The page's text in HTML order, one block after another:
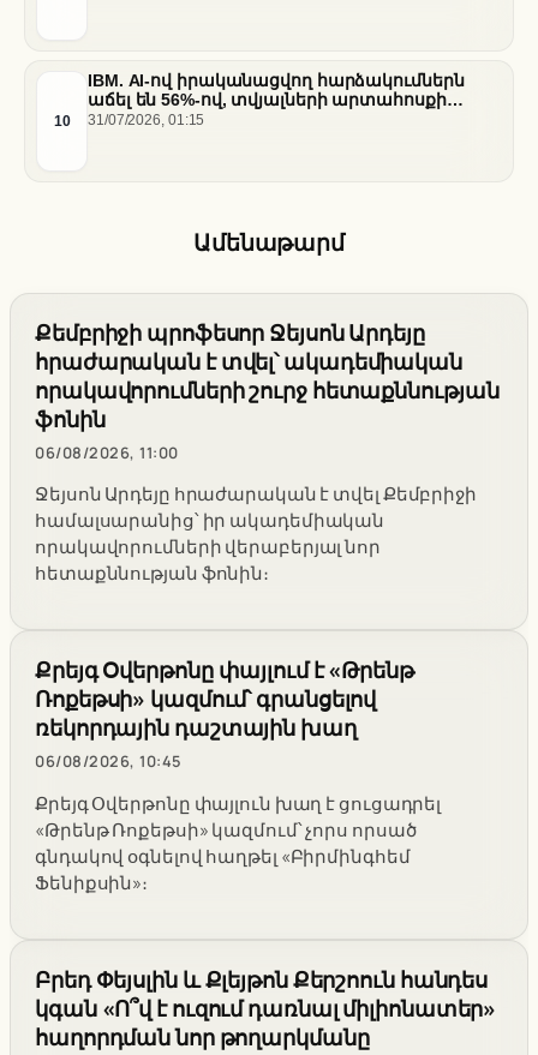
10
IBM. AI-ով իրականացվող հարձակումներն
աճել են 56%-ով, տվյալների արտահոսքի
ծախսերը հասել են ռեկորդային մակարդակի
31/07/2026, 01:15
Ամենաթարմ
Քեմբրիջի պրոֆեսոր Ջեյսոն Արդեյը
հրաժարական է տվել՝ ակադեմիական
որակավորումների շուրջ հետաքննության
ֆոնին
06/08/2026, 11:00
Ջեյսոն Արդեյը հրաժարական է տվել Քեմբրիջի
համալսարանից՝ իր ակադեմիական
որակավորումների վերաբերյալ նոր
հետաքննության ֆոնին։
Քրեյգ Օվերթոնը փայլում է «Թրենթ
Ռոքեթսի» կազմում՝ գրանցելով
ռեկորդային դաշտային խաղ
06/08/2026, 10:45
Քրեյգ Օվերթոնը փայլուն խաղ է ցուցադրել
«Թրենթ Ռոքեթսի» կազմում՝ չորս որսած
գնդակով օգնելով հաղթել «Բիրմինգհեմ
Ֆենիքսին»։
Բրեդ Փեյսլին և Քլեյթոն Քերշոուն հանդես
կգան «Ո՞վ է ուզում դառնալ միլիոնատեր»
հաղորդման նոր թողարկմանը